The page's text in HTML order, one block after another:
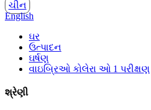
ચીન
English
ઘર
ઉત્પાદન
ઘર્ષણ
વાઇબ્રિઓ કોલેરા ઓ 1 પરીક્ષણ
શ્રેણી